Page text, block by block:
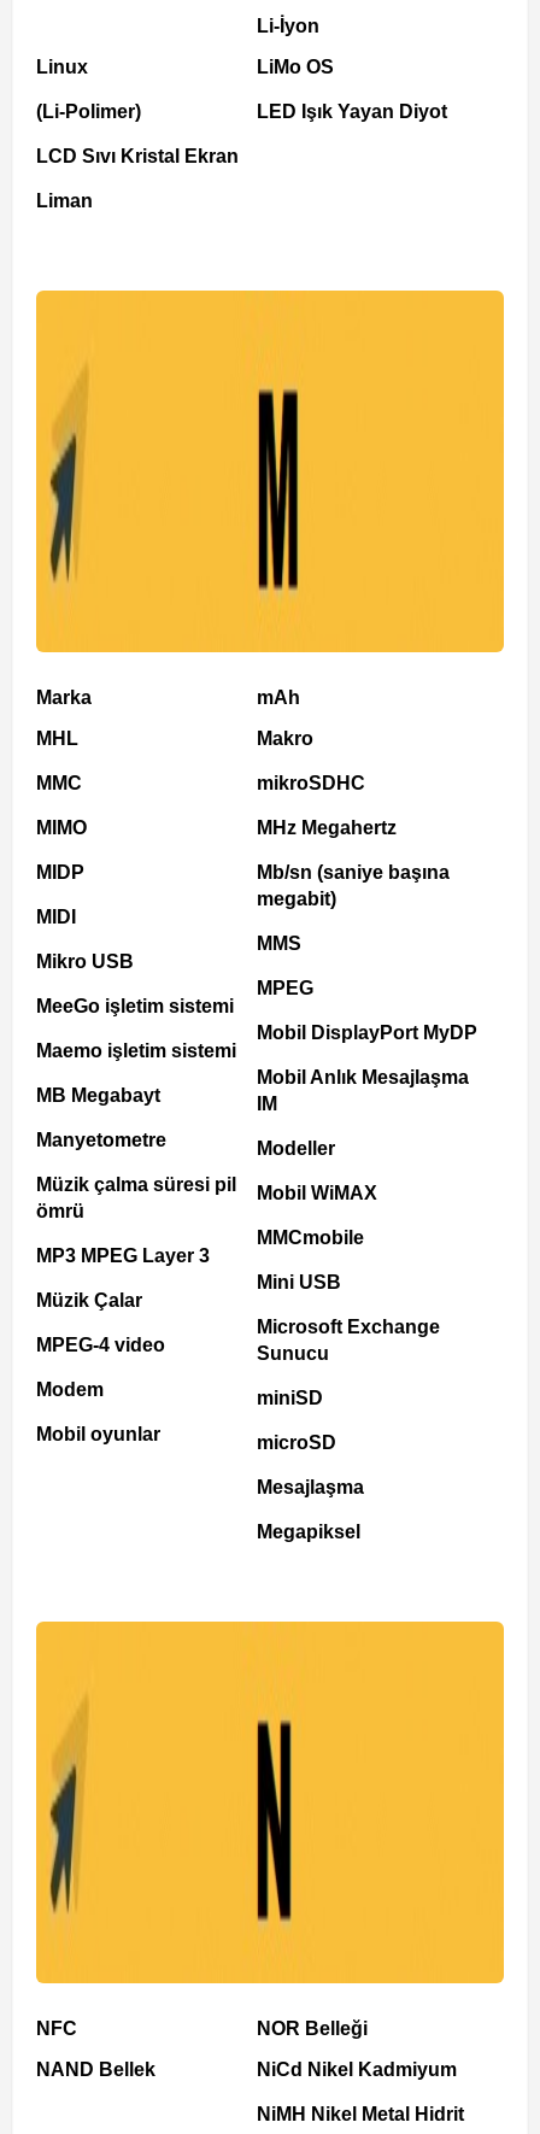
Linux
(Li-Polimer)
LCD Sıvı Kristal Ekran
Liman
Li-İyon
LiMo OS
LED Işık Yayan Diyot
Marka
MHL
MMC
MIMO
MIDP
MIDI
Mikro USB
MeeGo işletim sistemi
Maemo işletim sistemi
MB Megabayt
Manyetometre
Müzik çalma süresi pil
ömrü
MP3 MPEG Layer 3
Müzik Çalar
MPEG-4 video
Modem
Mobil oyunlar
mAh
Makro
mikroSDHC
MHz Megahertz
Mb/sn (saniye başına
megabit)
MMS
MPEG
Mobil DisplayPort MyDP
Mobil Anlık Mesajlaşma
IM
Modeller
Mobil WiMAX
MMCmobile
Mini USB
Microsoft Exchange
Sunucu
miniSD
microSD
Mesajlaşma
Megapiksel
NFC
NAND Bellek
NOR Belleği
NiCd Nikel Kadmiyum
NiMH Nikel Metal Hidrit